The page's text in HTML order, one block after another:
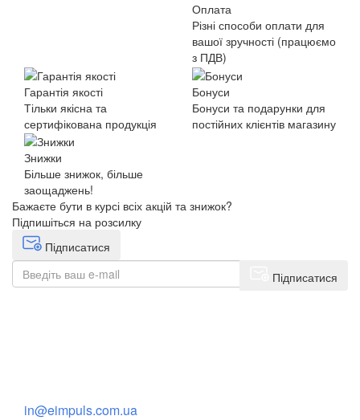
Оплата
Різні способи оплати для
вашої зручності (працюємо
з ПДВ)
Гарантія якості
Тільки якісна та
сертифікована продукція
Бонуси
Бонуси та подарунки для
постійних клієнтів магазину
Знижки
Більше знижок, більше
заощаджень!
Бажаєте бути в курсі всіх акцій та знижок?
Підпишіться на розсилку
Підписатися
Підписатися
in@eimpuls.com.ua